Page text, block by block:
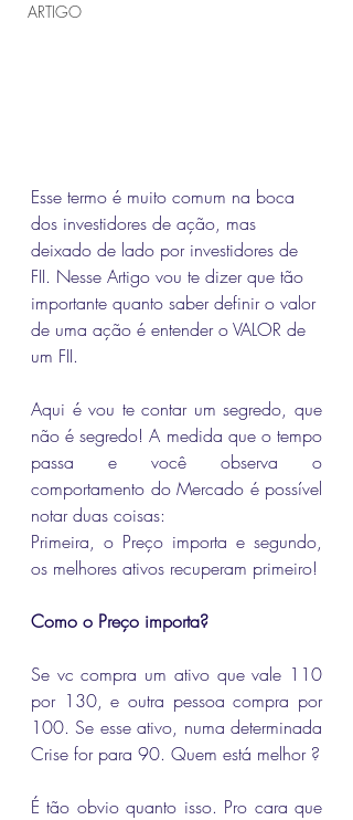
ARTIGO
Esse termo é muito comum na boca
dos investidores de ação, mas
deixado de lado por investidores de
FII. Nesse Artigo vou te dizer que tão
importante quanto saber definir o valor
de uma ação é entender o VALOR de
um FII.
Aqui é vou te contar um segredo, que
não é segredo! A medida que o tempo
passa e você observa o
comportamento do Mercado é possível
notar duas coisas:
Primeira, o Preço importa e segundo,
os melhores ativos recuperam primeiro!
Como o Preço importa?
Se vc compra um ativo que vale 110
por 130, e outra pessoa compra por
100. Se esse ativo, numa determinada
Crise for para 90. Quem está melhor ?
É tão obvio quanto isso. Pro cara que